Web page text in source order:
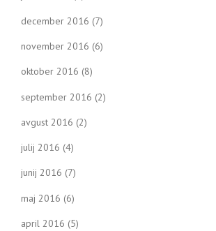
december 2016 (7)
november 2016 (6)
oktober 2016 (8)
september 2016 (2)
avgust 2016 (2)
julij 2016 (4)
junij 2016 (7)
maj 2016 (6)
april 2016 (5)